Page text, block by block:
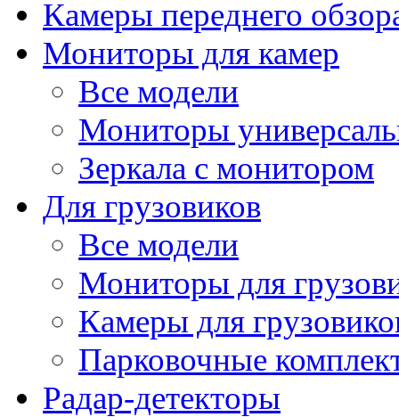
Камеры переднего
Мониторы для камер
Все модели
Мониторы
Зеркала с монитором
Для грузовиков
Все модели
Мониторы для
Камеры для
Парковочные
Радар-детекторы